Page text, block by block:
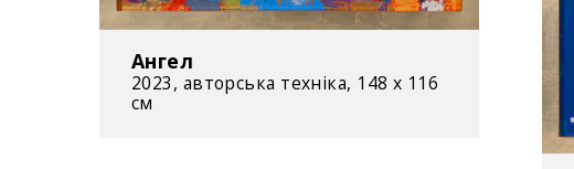
Ангел
2023, авторська техніка, 148 х 116
см